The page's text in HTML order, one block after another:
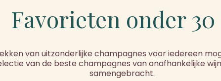
Favorieten onder 30
van uitzonderlijke champagnes voor iedereen
van de beste champagnes van onafhankelijke
samengebracht.